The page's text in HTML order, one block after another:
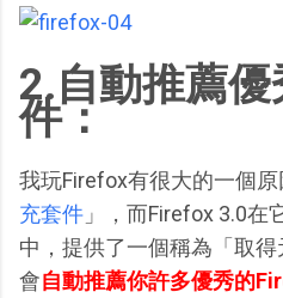
2.自動推薦
件：
我玩Firefox有很大的一個
充套件 」，而Firefox 3.0在
中，提供了一個稱為「取
會自動推薦你許多優秀的